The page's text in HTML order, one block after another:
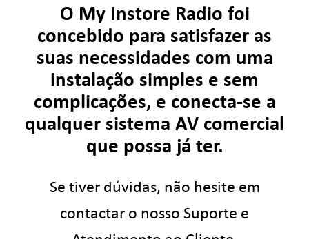
PT
O My Instore Radio foi
concebido para satisfazer as
suas necessidades com uma
instalação simples e sem
complicações, e conecta-se a
qualquer sistema AV comercial
que possa já ter.
Se tiver dúvidas, não hesite em
contactar o nosso Suporte e